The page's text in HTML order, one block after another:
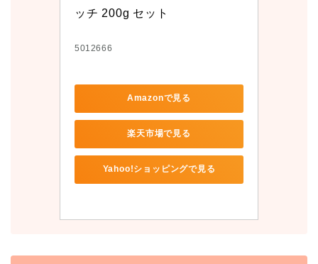
ッチ 200g セット
5012666
Amazonで見る
楽天市場で見る
Yahoo!ショッピングで見る